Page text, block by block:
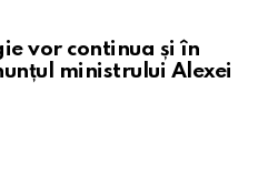
vor continua și în
ministrului Alexei